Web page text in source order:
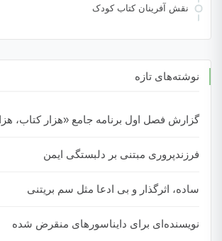
نقش آفرینان کتاب کودک
نوشته‌های تازه
گزارش فصل اول برنامه جامع «هزار کتاب،
فرزندپروری مبتنی بر دلبستگی ایمن
ساده، اثرگذار و بی ادعا مثل سم بریتنی
نویسنده‌ای برای دایناسورهای منقرض شده